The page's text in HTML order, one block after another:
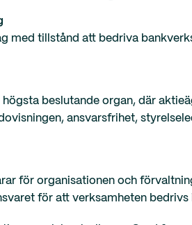
med tillstånd att bedriva
beslutande organ, där
ansvarsfrihet,
för organisationen och
för att verksamheten